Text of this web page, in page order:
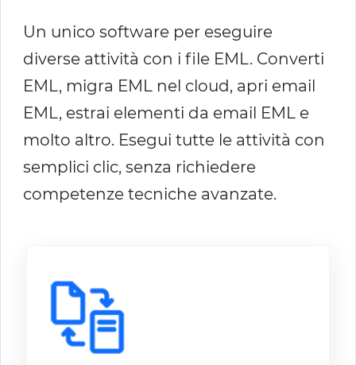
Un unico software per eseguire
diverse attività con i file EML. Converti
EML, migra EML nel cloud, apri email
EML, estrai elementi da email EML e
molto altro. Esegui tutte le attività con
semplici clic, senza richiedere
competenze tecniche avanzate.